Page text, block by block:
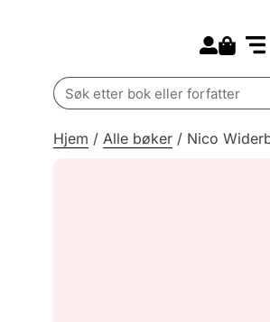
Search
for:
Hjem / Alle bøker / Nico